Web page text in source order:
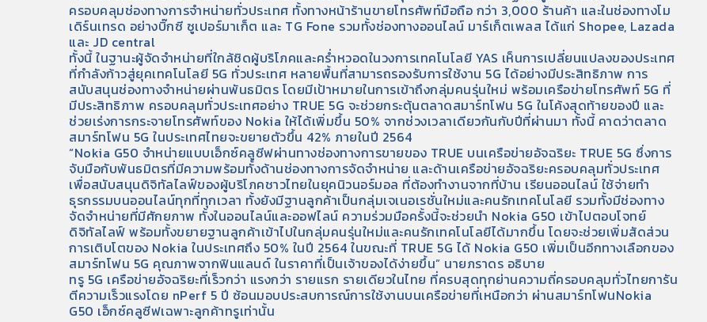
ครอบคลุมช่องทางการจำหน่ายทั่วประเทศ ทั้งทางหน้าร้านขายโทรศัพท์มือถือ กว่า 3,000 ร้านค้า และในช่องทางโม
เดิร์นเทรด อย่างบิ๊กซี ซูเปอร์มาเก็ต และ TG Fone รวมทั้งช่องทางออนไลน์ มาร์เก็ตเพลส ได้แก่ Shopee, Lazada
และ JD central
ทั้งนี้ ในฐานะผู้จัดจำหน่ายที่ใกล้ชิดผู้บริโภคและคร่ำหวอดในวงการเทคโนโลยี YAS เห็นการเปลี่ยนแปลงของประเทศ
ที่กำลังก้าวสู่ยุคเทคโนโลยี 5G ทั่วประเทศ หลายพื้นที่สามารถรองรับการใช้งาน 5G ได้อย่างมีประสิทธิภาพ การ
สนับสนุนช่องทางจำหน่ายผ่านพันธมิตร โดยมีเป้าหมายในการเข้าถึงกลุ่มคนรุ่นใหม่ พร้อมเครือข่ายโทรศัพท์ 5G ที่
มีประสิทธิภาพ ครอบคลุมทั่วประเทศอย่าง TRUE 5G จะช่วยกระตุ้นตลาดสมาร์ทโฟน 5G ในโค้งสุดท้ายของปี และ
ช่วยเร่งการกระจายโทรศัพท์ของ Nokia ให้ได้เพิ่มขึ้น 50% จากช่วงเวลาเดียวกันกับปีที่ผ่านมา ทั้งนี้ คาดว่าตลาด
สมาร์ทโฟน 5G ในประเทศไทยจะขยายตัวขึ้น 42% ภายในปี 2564
“Nokia G50 จำหน่ายแบบเอ็กซ์คลูซีฟผ่านทางช่องทางการขายของ TRUE บนเครือข่ายอัจฉริยะ TRUE 5G ซึ่งการ
จับมือกับพันธมิตรที่มีความพร้อมทั้งด้านช่องทางการจัดจำหน่าย และด้านเครือข่ายอัจฉริยะครอบคลุมทั่วประเทศ
เพื่อสนับสนุนดิจิทัลไลฟ์ของผู้บริโภคชาวไทยในยุคนิวนอร์มอล ที่ต้องทำงานจากที่บ้าน เรียนออนไลน์ ใช้จ่ายทำ
ธุรกรรมบนออนไลน์ทุกที่ทุกเวลา ทั้งยังมีฐานลูกค้าเป็นกลุ่มเจเนอเรชั่นใหม่และคนรักเทคโนโลยี รวมทั้งมีช่องทาง
จัดจำหน่ายที่มีศักยภาพ ทั้งในออนไลน์และออฟไลน์ ความร่วมมือครั้งนี้จะช่วยนำ Nokia G50 เข้าไปตอบโจทย์
ดิจิทัลไลฟ์ พร้อมทั้งขยายฐานลูกค้าเข้าไปในกลุ่มคนรุ่นใหม่และคนรักเทคโนโลยีได้มากขึ้น โดยจะช่วยเพิ่มสัดส่วน
การเติบโตของ Nokia ในประเทศถึง 50% ในปี 2564 ในขณะที่ TRUE 5G ได้ Nokia G50 เพิ่มเป็นอีกทางเลือกของ
สมาร์ทโฟน 5G คุณภาพจากฟินแลนด์ ในราคาที่เป็นเจ้าของได้ง่ายขึ้น” นายภราดร อธิบาย
ทรู 5G เครือข่ายอัจฉริยะที่เร็วกว่า แรงกว่า รายแรก รายเดียวในไทย ที่ครบสุดทุกย่านความถี่ครอบคลุมทั่วไทยการัน
ตีความเร็วแรงโดย nPerf 5 ปี ซ้อนมอบประสบการณ์การใช้งานบนเครือข่ายที่เหนือกว่า ผ่านสมาร์ทโฟนNokia
G50 เอ็กซ์คลูซีฟเฉพาะลูกค้าทรูเท่านั้น